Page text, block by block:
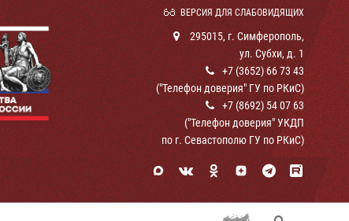
ВЕРСИЯ ДЛЯ СЛАБОВИДЯЩИХ
295015, г. Симферополь,
ул. Субхи, д. 1
+7 (3652) 66 73 43
("Телефон доверия" ГУ по РКиС)
+7 (8692) 54 07 63
("Телефон доверия" УКДП
по г. Севастополю ГУ по РКиС)